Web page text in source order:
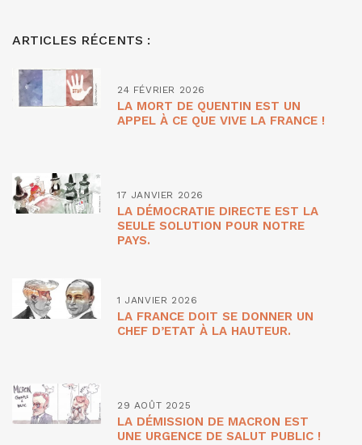
ARTICLES RÉCENTS :
24 FÉVRIER 2026
LA MORT DE QUENTIN EST UN
APPEL À CE QUE VIVE LA FRANCE !
17 JANVIER 2026
LA DÉMOCRATIE DIRECTE EST LA
SEULE SOLUTION POUR NOTRE
PAYS.
1 JANVIER 2026
LA FRANCE DOIT SE DONNER UN
CHEF D’ETAT À LA HAUTEUR.
29 AOÛT 2025
LA DÉMISSION DE MACRON EST
UNE URGENCE DE SALUT PUBLIC !